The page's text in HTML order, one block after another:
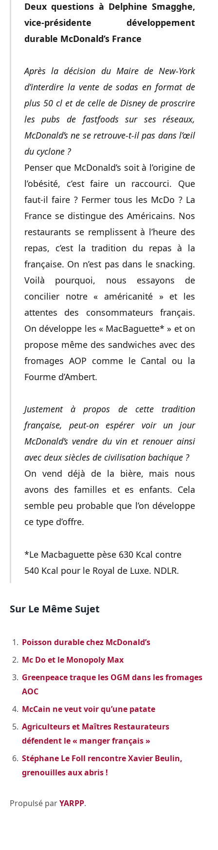
Deux questions à Delphine Smagghe,
vice-présidente développement
durable McDonald’s France
Après la décision du Maire de New-York
d’interdire la vente de sodas en format de
plus 50 cl et de celle de Disney de proscrire
les pubs de fastfoods sur ses réseaux,
McDonald’s ne se retrouve-t-il pas dans l’œil
du cyclone ?
Penser que McDonald’s soit à l’origine de
l’obésité, c’est faire un raccourci. Que
faut-il faire ? Fermer tous les McDo ? La
France se distingue des Américains. Nos
restaurants se remplissent à l’heure des
repas, c’est la tradition du repas à la
française. On n’est pas dans le snacking.
Voilà pourquoi, nous essayons de
concilier notre « américanité » et les
attentes des consommateurs français.
On développe les « MacBaguette* » et on
propose même des sandwiches avec des
fromages AOP comme le Cantal ou la
Fourme d’Ambert.
Justement à propos de cette tradition
française, peut-on espérer voir un jour
McDonald’s vendre du vin et renouer ainsi
avec deux siècles de civilisation bachique ?
On vend déjà de la bière, mais nous
avons des familles et es enfants. Cela
semble peu probable que l’on développe
ce type d’offre.
*Le Macbaguette pèse 630 Kcal contre
540 Kcal pour le Royal de Luxe. NDLR.
Sur Le Même Sujet
Poisson durable chez McDonald’s
Mc Do et le Monopoly Max
Greenpeace traque les OGM dans les fromages
AOC
McCain ne veut voir qu’une patate
Agriculteurs et Maîtres Restaurateurs
défendent le « manger français »
Stéphane Le Foll rencontre Xavier Beulin,
grenouilles aux abris !
Propulsé parYARPP.